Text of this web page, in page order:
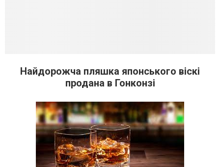
Найдорожча пляшка японського віскі
продана в Гонконзі